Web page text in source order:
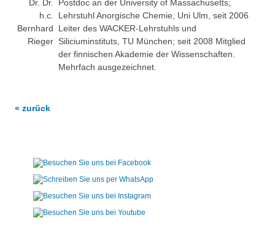
Postdoc an der University of Massachusetts;
Lehrstuhl Anorgische Chemie, Uni Ulm, seit 2006
Leiter des WACKER-Lehrstuhls und
Siliciuminstituts, TU München; seit 2008 Mitglied
der finnischen Akademie der Wissenschaften.
Mehrfach ausgezeichnet.
« zurück